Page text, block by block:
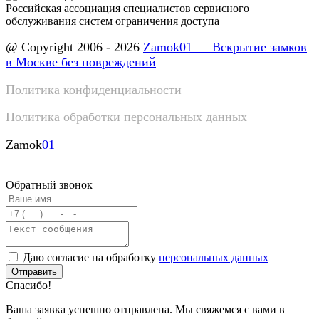
Российская ассоциация специалистов сервисного
обслуживания систем ограничения доступа
@ Copyright 2006 - 2026 Zamok01 — Вскрытие замков
в Москве без повреждений
Политика конфиденциальности
Политика обработки персональных данных
Zamok01
Обратный звонок
Даю согласие на обработку персональных данных
Отправить
Спасибо!
Ваша заявка успешно отправлена. Мы свяжемся с вами в